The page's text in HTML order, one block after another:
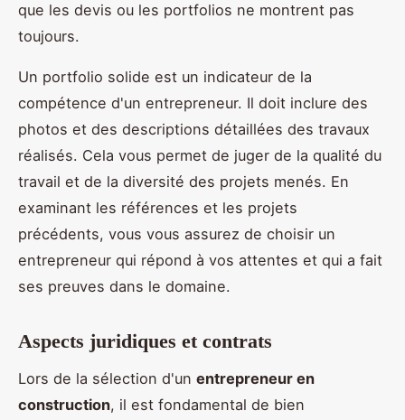
que les devis ou les portfolios ne montrent pas
toujours.
Un portfolio solide est un indicateur de la
compétence d'un entrepreneur. Il doit inclure des
photos et des descriptions détaillées des travaux
réalisés. Cela vous permet de juger de la qualité du
travail et de la diversité des projets menés. En
examinant les références et les projets
précédents, vous vous assurez de choisir un
entrepreneur qui répond à vos attentes et qui a fait
ses preuves dans le domaine.
Aspects juridiques et contrats
Lors de la sélection d'un entrepreneur en
construction, il est fondamental de bien